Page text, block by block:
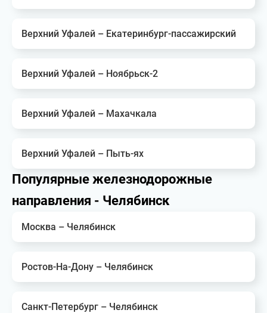
Верхний Уфалей – Екатеринбург-пассажирский
Верхний Уфалей – Ноябрьск-2
Верхний Уфалей – Махачкала
Верхний Уфалей – Пыть-ях
Популярные железнодорожные
направления - Челябинск
Москва – Челябинск
Ростов-На-Дону – Челябинск
Санкт-Петербург – Челябинск